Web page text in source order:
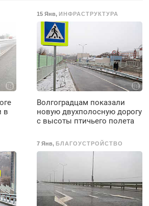
в
15 Янв, ИНФРАСТРУКТУРА
Волгоградцам показали
новую двухполосную дорогу
с высоты птичьего полета
7 Янв, БЛАГОУСТРОЙСТВО